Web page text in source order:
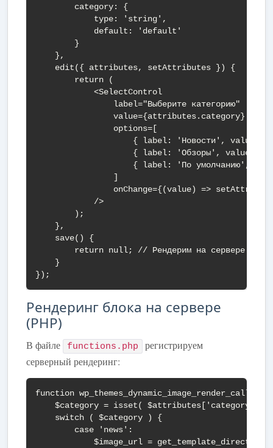
        category: {
            type: 'string',
            default: 'default'
        }
    },
    edit({ attributes, setAttributes }) {
        return (
            <SelectControl
                label="Выберите категорию"
                value={attributes.category}
                options=[
{ label: 'Новости', value:
{ label: 'Обзоры', value:
{ label: 'По умолчанию',
                ]
onChange={(value) =>
            />
        );
    },
    save() {
        return null; // Рендерим на сервере
    }
});
Рендеринг блока на сервере
(PHP)
В файле functions.php
регистрируем
серверный рендеринг:
function
$category = isset( $attributes['category']
    switch ( $category ) {
        case 'news':
$image_url =